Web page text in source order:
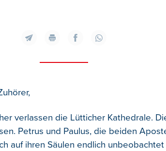
verlassen die Lütticher Kathedrale.
Petrus und Paulus, die bei­den
auf ihren Säulen endlich